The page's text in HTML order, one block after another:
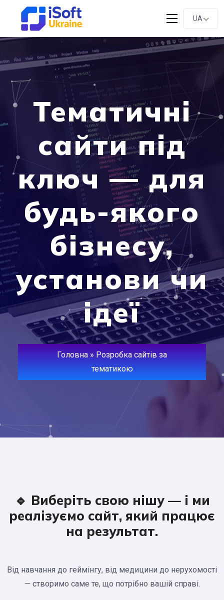
UA
Тематичні
сайти під
ключ — для
будь-якого
бізнесу,
установи чи
ідеї
Головна » Розробка сайтів за
тематикою
🔹 Виберіть свою нішу — і ми
реалізуємо сайт, який працює
на результат.
Від навчання до геймінгу, від медицини до нерухомості
— створимо саме те, що потрібно вашій справі.